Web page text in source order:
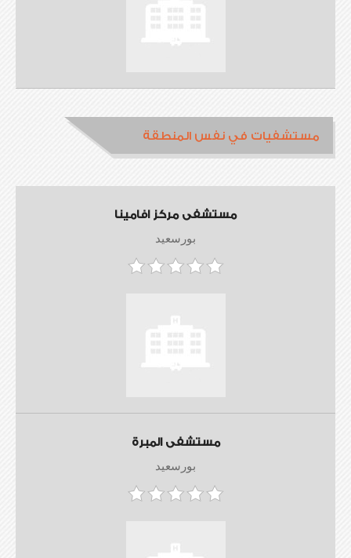
مستشفيات في نفس المنطقة
مستشفى مركز افامينا
بورسعيد
مستشفى المبرة
بورسعيد